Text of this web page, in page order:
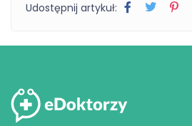
Udostępnij artykuł: